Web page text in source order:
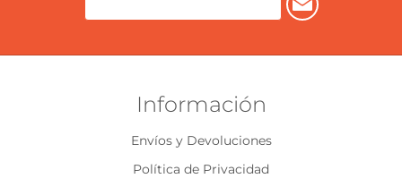
Información
Envíos y Devoluciones
Política de Privacidad